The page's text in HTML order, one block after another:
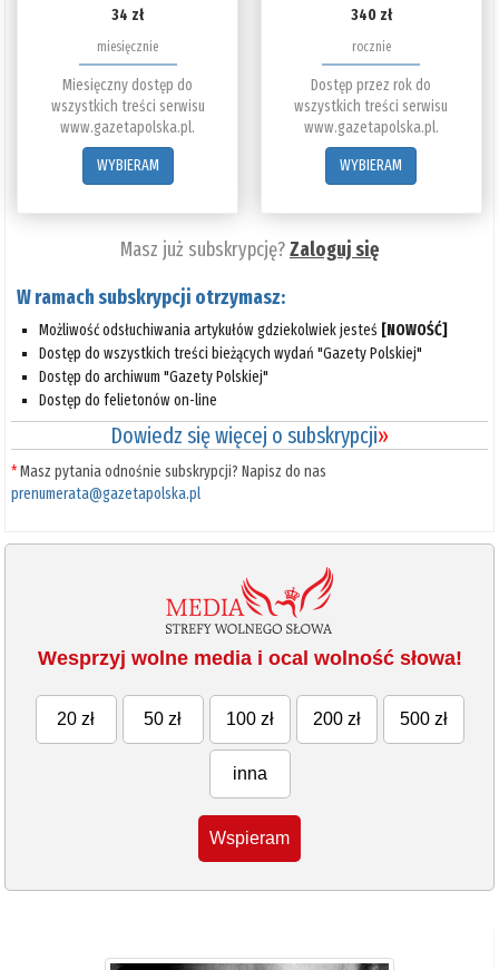
34 zł
miesięcznie
Miesięczny dostęp do
wszystkich treści serwisu
www.gazetapolska.pl.
WYBIERAM
340 zł
rocznie
Dostęp przez rok do
wszystkich treści serwisu
www.gazetapolska.pl.
WYBIERAM
Masz już subskrypcję?Zaloguj się
W ramach subskrypcji otrzymasz:
Możliwość odsłuchiwania artykułów gdziekolwiek jesteś [NOWOŚĆ]
Dostęp do wszystkich treści bieżących wydań "Gazety Polskiej"
Dostęp do archiwum "Gazety Polskiej"
Dostęp do felietonów on-line
Dowiedz się więcej o subskrypcji»
*Masz pytania odnośnie subskrypcji? Napisz do nas
prenumerata@gazetapolska.pl
Wesprzyj wolne media i ocal wolność słowa!
20 zł 50 zł 100 zł 200 zł 500 zł
inna
Wspieram